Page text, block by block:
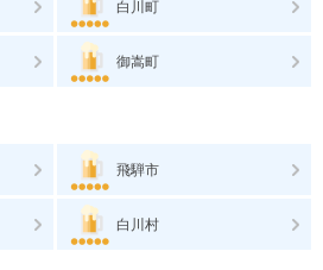
白川町
御嵩町
飛騨市
白川村